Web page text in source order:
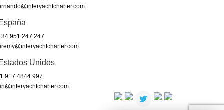
951 247 247
Unidos
917 4844 997